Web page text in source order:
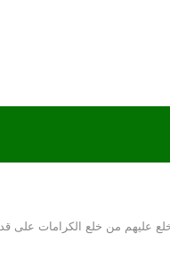
من خلع الكرامات على